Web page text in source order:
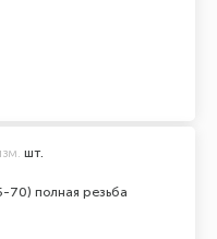
полная резьба
шт.